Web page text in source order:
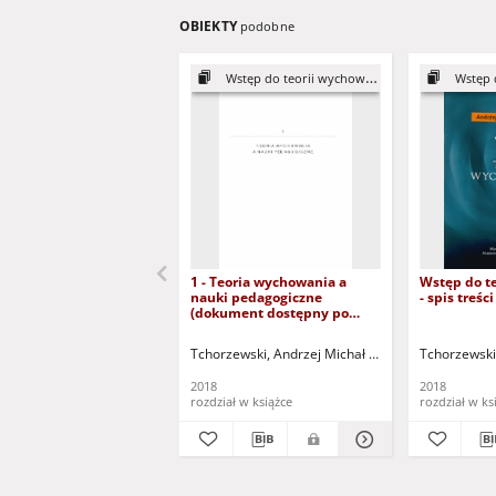
OBIEKTY podobne
Wstęp do teorii wychowania
1 - Teoria wychowania a
nauki pedagogiczne
(dokument dostępny po
Tchorzewski, Andrzej Michał (1943- )
2018
rozdział w książce
Wstęp
Wstęp do
- spis
2018
rozdział w